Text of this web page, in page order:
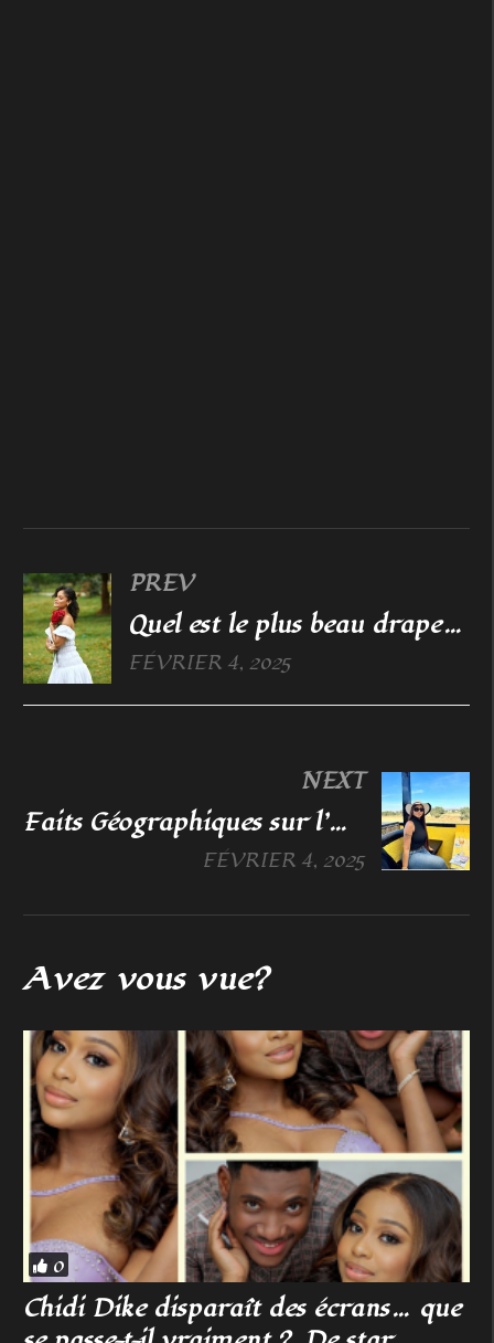
PREV
Quel est le plus beau drapeau d’Afrique
FÉVRIER 4, 2025
NEXT
Faits Géographiques sur l’AFRIQUE
FÉVRIER 4, 2025
Avez vous vue?
0
Chidi Dike disparaît des écrans… que